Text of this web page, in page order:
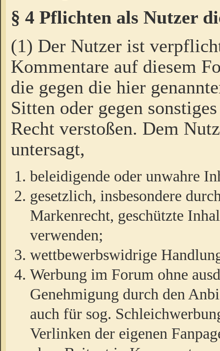
§ 4 Pflichten als Nutzer
(1) Der Nutzer ist
Kommentare auf diesem
die gegen die hier
Sitten oder gegen
Recht verstoßen. Dem
untersagt,
beleidigende oder unwahre
gesetzlich, insbesondere
Markenrecht, geschützte
verwenden;
wettbewerbswidrige
Werbung im Forum ohne
Genehmigung durch den
auch für sog.
Verlinken der eigenen